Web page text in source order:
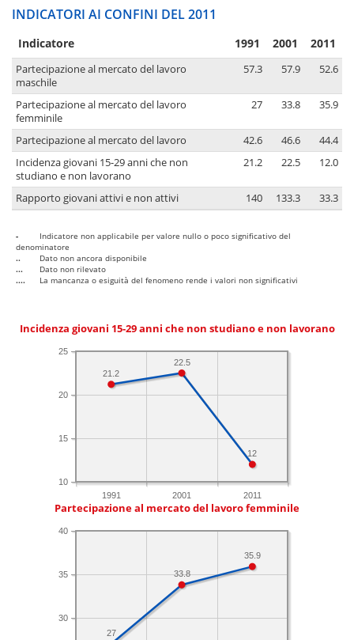
INDICATORI AI CONFINI DEL 2011
Indicatore 1991 2001 2011
Partecipazione al mercato del lavoro
maschile
57.3 57.9 52.6
Partecipazione al mercato del lavoro
femminile
27 33.8 35.9
Partecipazione al mercato del lavoro 42.6 46.6
44.4
Incidenza giovani 15-29 anni che non
studiano e non lavorano
21.2 22.5 12.0
Rapporto giovani attivi e non attivi 140 133.3 33.3
-
Indicatore non applicabile per valore nullo o poco significativo del
denominatore
..
Dato non ancora disponibile
...
Dato non rilevato
....
La mancanza o esiguità del fenomeno rende i valori non significativi
Incidenza giovani 15-29 anni che non studiano e non lavorano
1991 2001 2011
10
15
20
25
12
22.5
21.2
Partecipazione al mercato del lavoro femminile
30
35
40
35.9
33.8
27